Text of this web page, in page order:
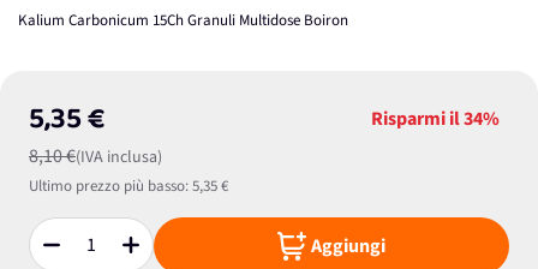
Kalium Carbonicum 15Ch Granuli Multidose Boiron
5,35 €
8,10 €(IVA inclusa)
Risparmi il34%
Ultimo prezzo più basso:5,35 €
Quantità Aggiungi